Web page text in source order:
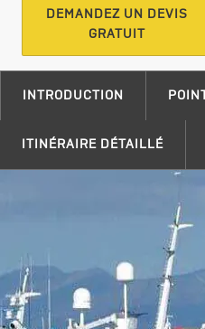
DEMANDEZ UN DEVIS
GRATUIT
INTRODUCTION
ITINÉRAIRE DÉTAILLÉ